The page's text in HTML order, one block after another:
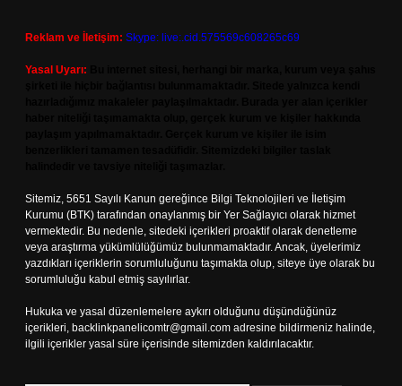
Reklam ve İletişim: Skype: live:.cid.575569c608265c69
Yasal Uyarı:
Sitemiz, 5651 Sayılı Kanun gereğince Bilgi Teknolojileri ve İletişim
Kurumu (BTK) tarafından onaylanmış bir Yer Sağlayıcı olarak hizmet
vermektedir. Bu nedenle, sitedeki içerikleri proaktif olarak denetleme
veya araştırma yükümlülüğümüz bulunmamaktadır. Ancak, üyelerimiz
yazdıkları içeriklerin sorumluluğunu taşımakta olup, siteye üye olarak bu
sorumluluğu kabul etmiş sayılırlar.
Hukuka ve yasal düzenlemelere aykırı olduğunu düşündüğünüz
içerikleri, backlinkpanelicomtr@gmail.com adresine bildirmeniz halinde,
ilgili içerikler yasal süre içerisinde sitemizden kaldırılacaktır.